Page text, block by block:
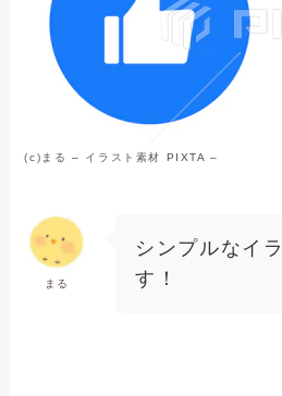
(c) まる – イラスト素材 PIXTA –
まる
シンプルなイ
す！